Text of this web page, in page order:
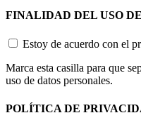
FINALIDAD DEL USO
Estoy de acuerdo con el
Marca esta casilla para que
uso de datos personales.
POLÍTICA DE